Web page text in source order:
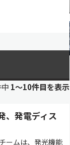
1〜10件目を表示
、発電ディス
ームは、発光機能